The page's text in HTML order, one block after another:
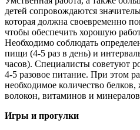
детей сопровождаются
которая должна своевременно
чтобы обеспечить хорошую
Необходимо соблюдать
пищи (4-5 раз в день) и
часов). Специалисты советуют
4-5 разовое питание. При этом
необходимое количество
волокон, витаминов и
Игры и прогулки